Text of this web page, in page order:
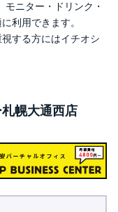
ニター・ドリンク・
利用できます。
する方にはイチオシ
幌大通西店